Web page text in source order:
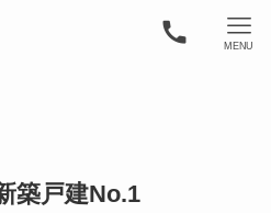
MENU
築戸建No.1